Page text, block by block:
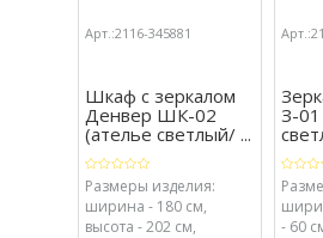
Арт.:2116-345881
Шкаф с зеркалом
Денвер ШК-02
(ателье светлый/ ...
Размеры изделия:
ширина - 180 см,
высота - 202 см,
З-01
- 60